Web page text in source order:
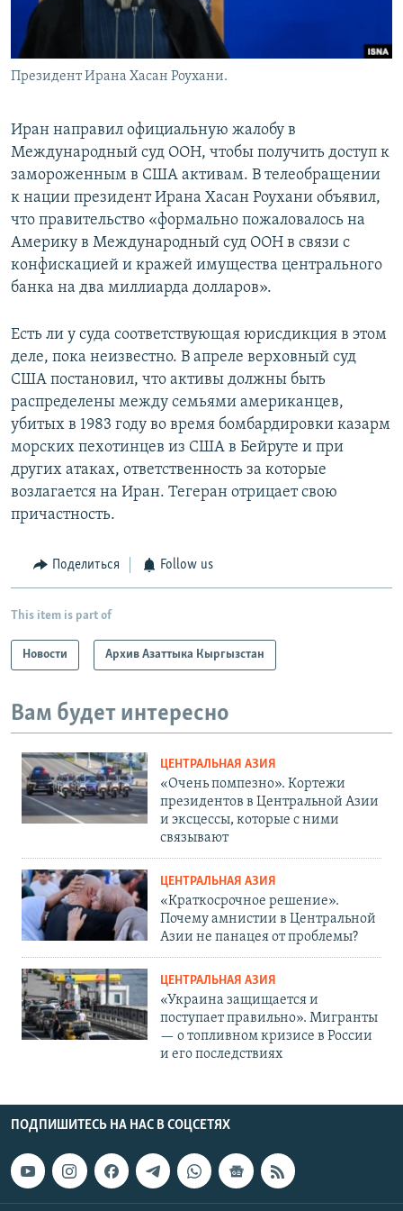
Президент Ирана Хасан Роухани.
Иран направил официальную жалобу в
Международный суд ООН, чтобы получить доступ к
замороженным в США активам. В телеобращении
к нации президент Ирана Хасан Роухани объявил,
что правительство «формально пожаловалось на
Америку в Международный суд ООН в связи с
конфискацией и кражей имущества центрального
банка на два миллиарда долларов».
Есть ли у суда соответствующая юрисдикция в этом
деле, пока неизвестно. В апреле верховный суд
США постановил, что активы должны быть
распределены между семьями американцев,
убитых в 1983 году во время бомбардировки казарм
морских пехотинцев из США в Бейруте и при
других атаках, ответственность за которые
возлагается на Иран. Тегеран отрицает свою
причастность.
Поделиться Follow us
This item is part of
Новости Архив Азаттыка Кыргызстан
Вам будет интересно
ЦЕНТРАЛЬНАЯ АЗИЯ
«Очень помпезно». Кортежи
президентов в Центральной Азии
и эксцессы, которые с ними
связывают
ЦЕНТРАЛЬНАЯ АЗИЯ
«Краткосрочное решение».
Почему амнистии в Центральной
Азии не панацея от проблемы?
ЦЕНТРАЛЬНАЯ АЗИЯ
«Украина защищается и
поступает правильно». Мигранты
— о топливном кризисе в России
и его последствиях
ПОДПИШИТЕСЬ НА НАС В СОЦСЕТЯХ